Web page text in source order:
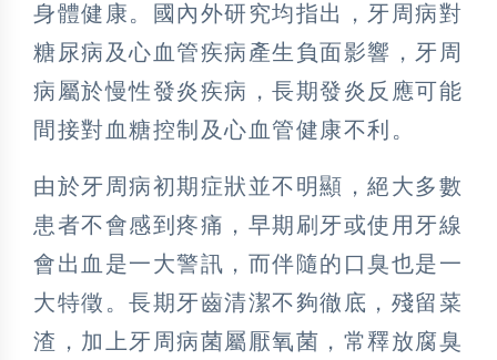
身體健康。國內外研究均指出，牙周病對
糖尿病及心血管疾病產生負面影響，牙周
病屬於慢性發炎疾病，長期發炎反應可能
間接對血糖控制及心血管健康不利。
由於牙周病初期症狀並不明顯，絕大多數
患者不會感到疼痛，早期刷牙或使用牙線
會出血是一大警訊，而伴隨的口臭也是一
大特徵。長期牙齒清潔不夠徹底，殘留菜
渣，加上牙周病菌屬厭氧菌，常釋放腐臭